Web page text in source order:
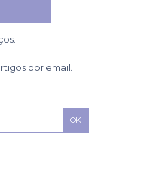
por email.
OK